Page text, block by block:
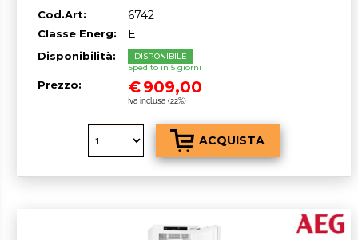
Cod.Art: 6742
Classe Energ: E
Disponibilità:
DISPONIBILE
Spedito in 5 giorni
Prezzo: €909,00
Iva inclusa (22%)